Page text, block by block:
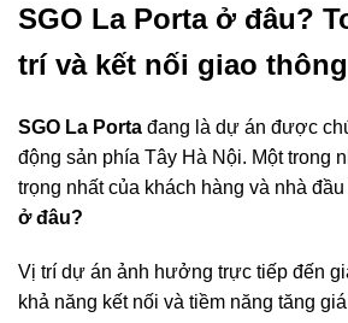
SGO La Porta ở đâu?
trí và kết nối giao thông
SGO La Porta đang là dự án được
động sản phía Tây Hà Nội. Một trong
trọng nhất của khách hàng và nhà
ở đâu?
Vị trí dự án ảnh hưởng trực tiếp đến
khả năng kết nối và tiềm năng tăng